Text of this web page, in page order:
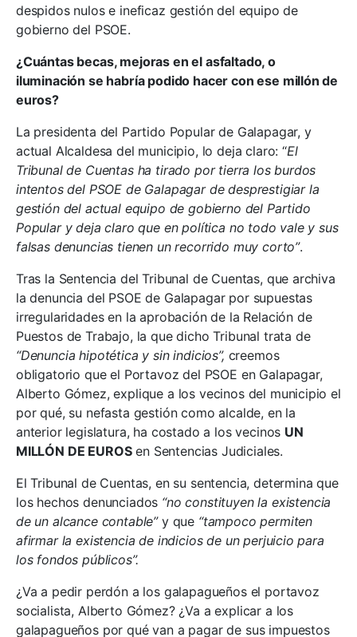
despidos nulos e ineficaz gestión del equipo de
gobierno del PSOE.
¿Cuántas becas, mejoras en el asfaltado, o
iluminación se habría podido hacer con ese millón de
euros?
La presidenta del Partido Popular de Galapagar, y
actual Alcaldesa del municipio, lo deja claro: “El
Tribunal de Cuentas ha tirado por tierra los burdos
intentos del PSOE de Galapagar de desprestigiar la
gestión del actual equipo de gobierno del Partido
Popular y deja claro que en política no todo vale y sus
falsas denuncias tienen un recorrido muy corto”.
Tras la Sentencia del Tribunal de Cuentas, que archiva
la denuncia del PSOE de Galapagar por supuestas
irregularidades en la aprobación de la Relación de
Puestos de Trabajo, la que dicho Tribunal trata de
“Denuncia hipotética y sin indicios”, creemos
obligatorio que el Portavoz del PSOE en Galapagar,
Alberto Gómez, explique a los vecinos del municipio el
por qué, su nefasta gestión como alcalde, en la
anterior legislatura, ha costado a los vecinos UN
MILLÓN DE EUROSen Sentencias Judiciales.
El Tribunal de Cuentas, en su sentencia, determina que
los hechos denunciados “no constituyen la existencia
de un alcance contable”y que “tampoco permiten
afirmar la existencia de indicios de un perjuicio para
los fondos públicos”.
¿Va a pedir perdón a los galapagueños el portavoz
socialista, Alberto Gómez? ¿Va a explicar a los
galapagueños por qué van a pagar de sus impuestos